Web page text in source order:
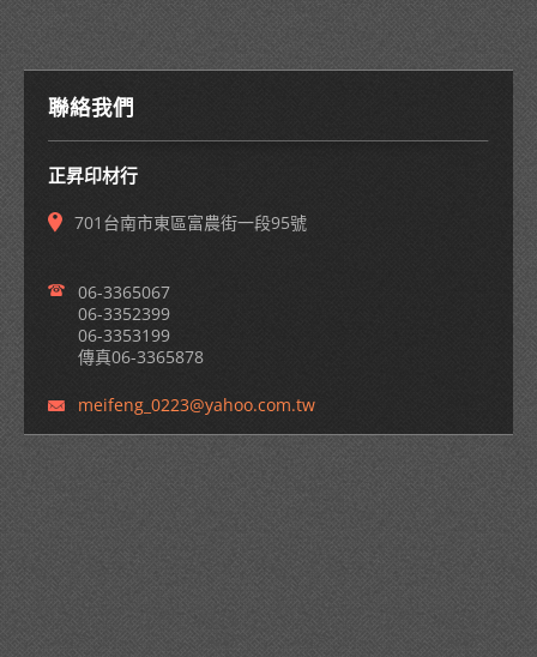
聯絡我們
正昇印材行
701台南市東區富農街一段95號
06-3365067
06-3352399
06-3353199
傳真06-3365878
meifeng_ 0223@yahoo.com.tw